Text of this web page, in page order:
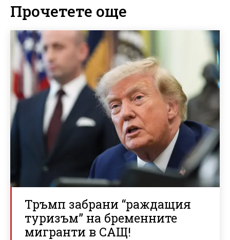
Прочетете още
Тръмп забрани “раждащия
туризъм” на бременните
мигранти в САЩ!